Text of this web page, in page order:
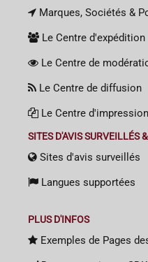
Marques, Sociétés &
Le Centre d'expédition
Le Centre de
Le Centre de diffusion
Le Centre d'impression
SITES D'AVIS SURVEILLÉS
Sites d'avis surveillés
Langues supportées
PLUS D'INFOS
Exemples de Pages